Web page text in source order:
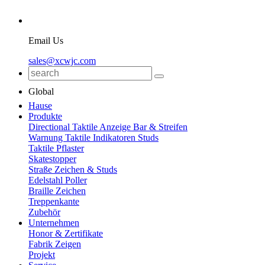
Email Us
sales@xcwjc.com
Global
Hause
Produkte
Directional Taktile Anzeige Bar & Streifen
Warnung Taktile Indikatoren Studs
Taktile Pflaster
Skatestopper
Straße Zeichen & Studs
Edelstahl Poller
Braille Zeichen
Treppenkante
Zubehör
Unternehmen
Honor & Zertifikate
Fabrik Zeigen
Projekt